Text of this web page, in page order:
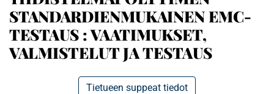
STANDARDIENMUKAINEN EMC-
TESTAUS : VAATIMUKSET,
VALMISTELUT JA TESTAUS
Tietueen suppeat tiedot